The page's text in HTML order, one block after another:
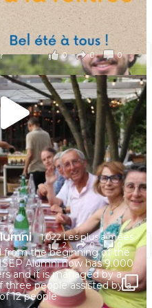
0 0 0
Alumni vivant / travaillant
moment convivial de
!
présence et à Alexandre
!
2 0 0
entre Alumni
1,022 Les plus aimées
from the beginning of the
Alumni now has 9.000
and it is managed by a
three people assisted by a
12 people